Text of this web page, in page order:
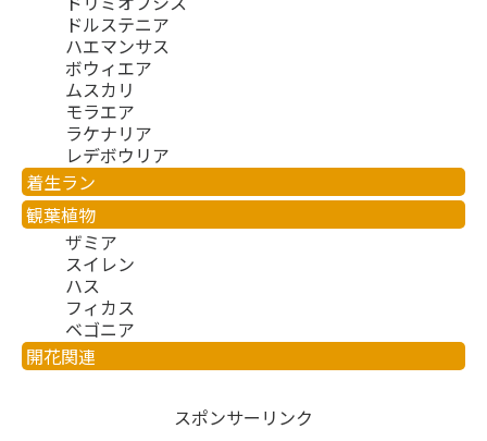
ドルステニア
ハエマンサス
ボウィエア
ムスカリ
モラエア
ラケナリア
レデボウリア
着生ラン
観葉植物
ザミア
スイレン
ハス
フィカス
ベゴニア
開花関連
スポンサーリンク